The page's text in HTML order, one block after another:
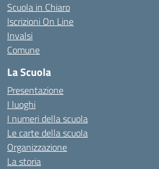
Scuola in Chiaro
Iscrizioni On Line
Invalsi
Comune
La Scuola
Presentazione
I luoghi
I numeri della scuola
Le carte della scuola
Organizzazione
La storia